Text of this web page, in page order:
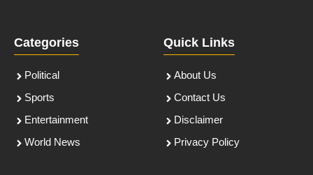
Categories
Political
Sports
Entertainment
World News
Quick Links
About Us
Contact Us
Disclaimer
Privacy Policy